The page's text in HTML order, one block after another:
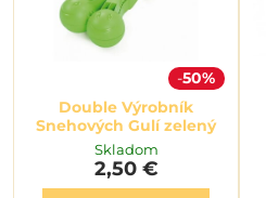
50%
Double Výrobník
Snehových Gulí zelený
Skladom
2,50 €